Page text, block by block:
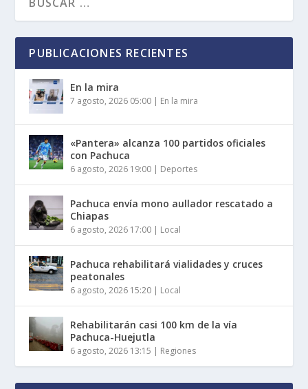
PUBLICACIONES RECIENTES
En la mira
7 agosto, 2026 05:00 | En la mira
«Pantera» alcanza 100 partidos oficiales
con Pachuca
6 agosto, 2026 19:00 | Deportes
Pachuca envía mono aullador rescatado a
Chiapas
6 agosto, 2026 17:00 | Local
Pachuca rehabilitará vialidades y cruces
peatonales
6 agosto, 2026 15:20 | Local
Rehabilitarán casi 100 km de la vía
Pachuca-Huejutla
6 agosto, 2026 13:15 | Regiones